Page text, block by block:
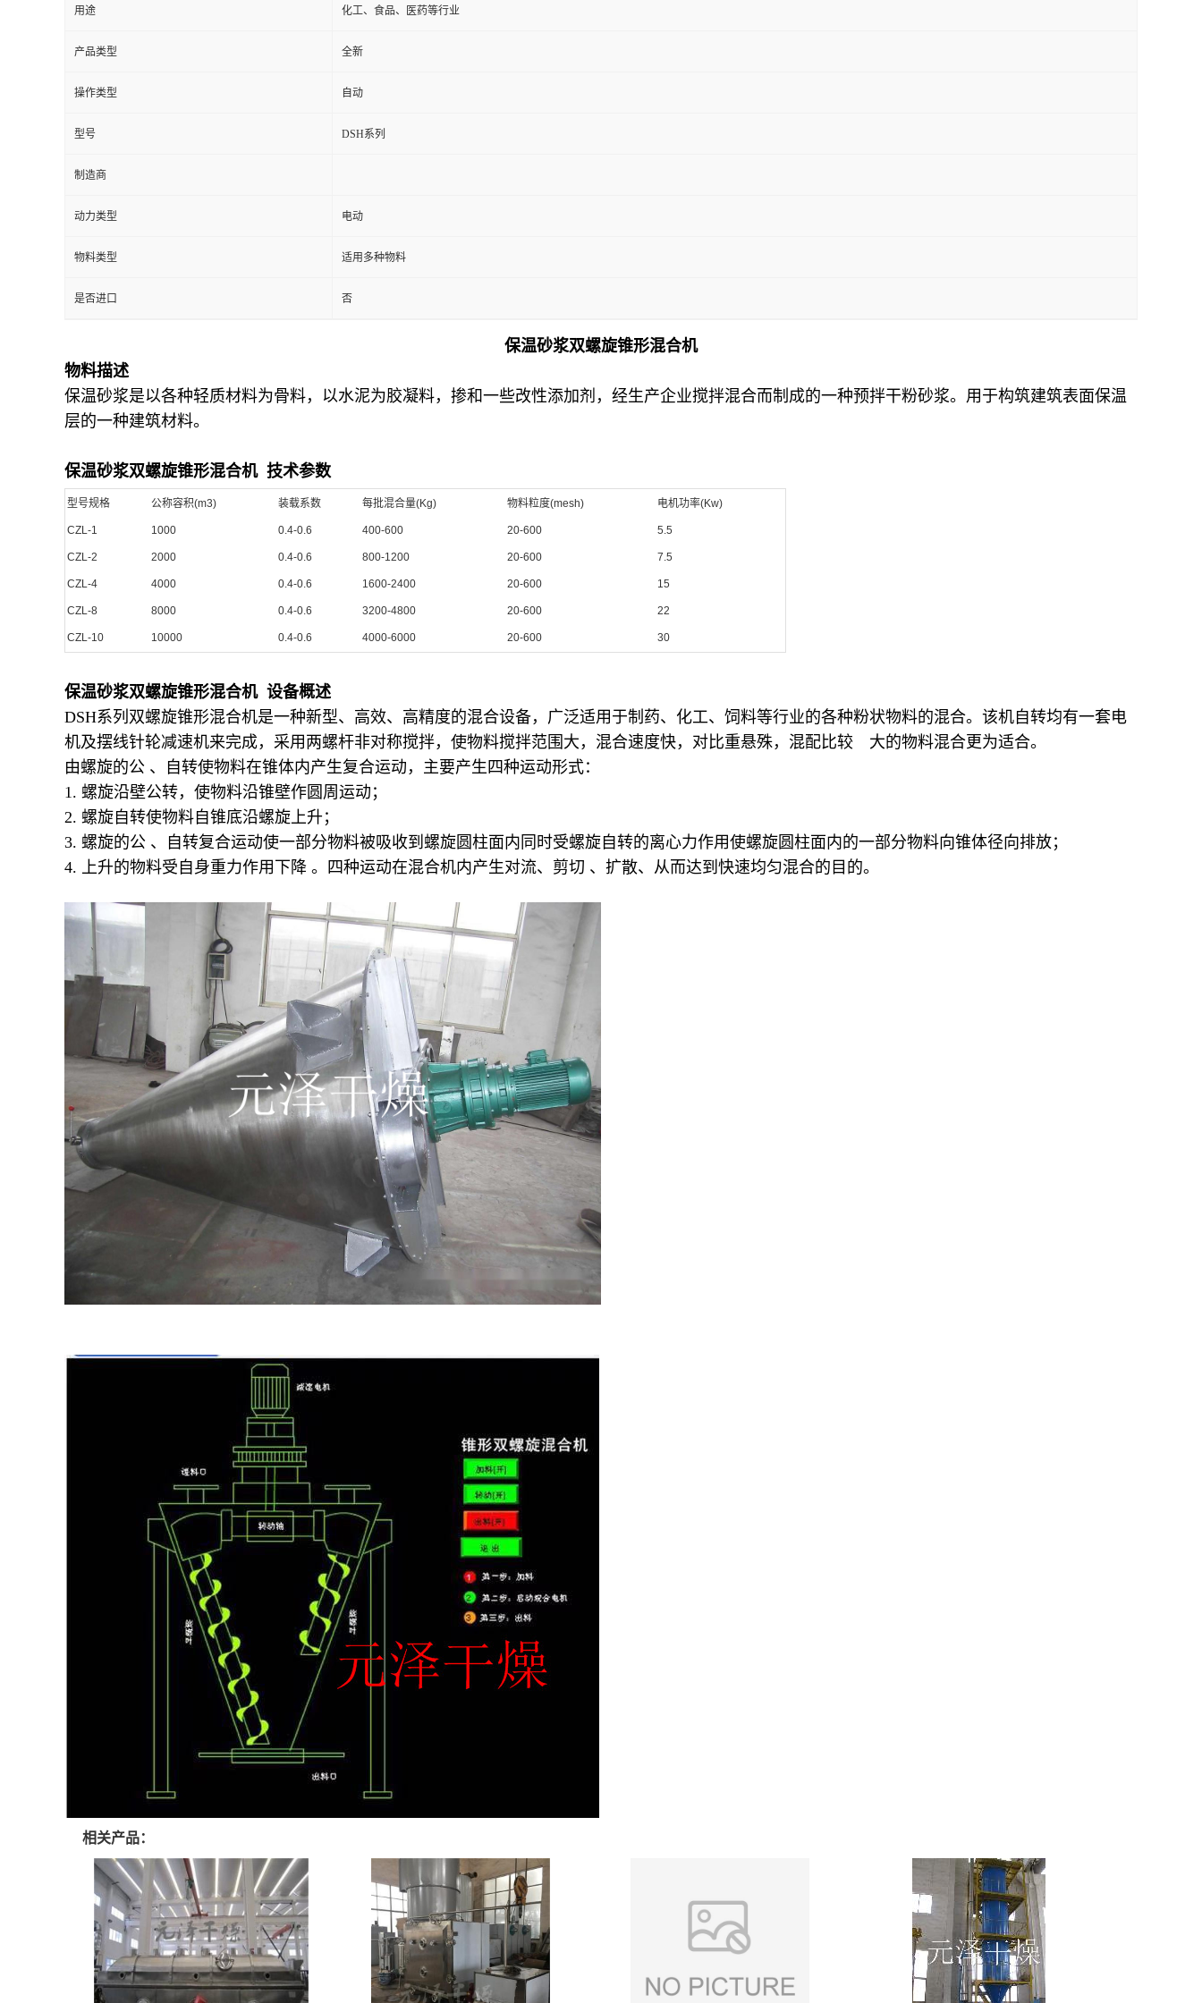
用途 化工、食品、医药等行业
产品类型 全新
操作类型 自动
型号 DSH系列
制造商
动力类型 电动
物料类型 适用多种物料
是否进口 否
保温砂浆双螺旋锥形混合机
物料描述
保温砂浆是以各种轻质材料为骨料，以水泥为胶凝料，掺和一些改性添加剂，经生产企业搅拌混合而制成的一种预拌干粉砂浆。用于构筑建筑表面保温
层的一种建筑材料。
保温砂浆双螺旋锥形混合机 技术参数
型号规格 公称容积(m3) 装载系数 每批混合量(Kg) 物料粒度(mesh) 电机功率(Kw)
CZL-1 1000 0.4-0.6 400-600 20-600 5.5
CZL-2 2000 0.4-0.6 800-1200 20-600 7.5
CZL-4 4000 0.4-0.6 1600-2400 20-600 15
CZL-8 8000 0.4-0.6 3200-4800 20-600 22
CZL-10 10000 0.4-0.6 4000-6000 20-600 30
保温砂浆双螺旋锥形混合机 设备概述
DSH系列双螺旋锥形混合机是一种新型、高效、高精度的混合设备，广泛适用于制药、化工、饲料等行业的各种粉状物料的混合。该机自转均有一套电
机及摆线针轮减速机来完成，采用两螺杆非对称搅拌，使物料搅拌范围大，混合速度快，对比重悬殊，混配比较 大的物料混合更为适合。
由螺旋的公 、自转使物料在锥体内产生复合运动，主要产生四种运动形式：
1. 螺旋沿壁公转，使物料沿锥壁作圆周运动；
2. 螺旋自转使物料自锥底沿螺旋上升；
3. 螺旋的公 、自转复合运动使一部分物料被吸收到螺旋圆柱面内同时受螺旋自转的离心力作用使螺旋圆柱面内的一部分物料向锥体径向排放；
4. 上升的物料受自身重力作用下降 。四种运动在混合机内产生对流、剪切 、扩散、从而达到快速均匀混合的目的。
相关产品：